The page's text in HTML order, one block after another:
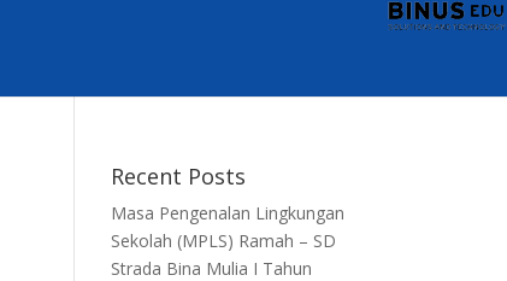
Recent Posts
Masa Pengenalan Lingkungan
Sekolah (MPLS) Ramah – SD
Strada Bina Mulia I Tahun